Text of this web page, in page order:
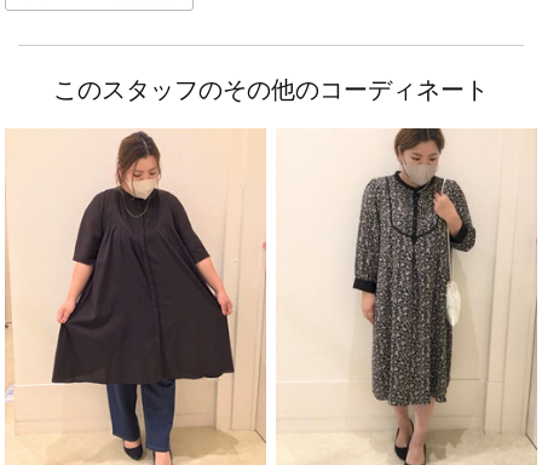
このスタッフのその他のコーディネート